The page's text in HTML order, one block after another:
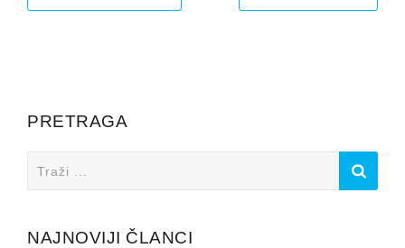
PRETRAGA
for:
NAJNOVIJI ČLANCI